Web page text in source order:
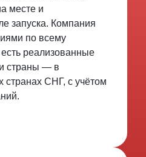
месте и
запуска. Компания
по всему
реализованные
страны — в
странах СНГ, с учётом